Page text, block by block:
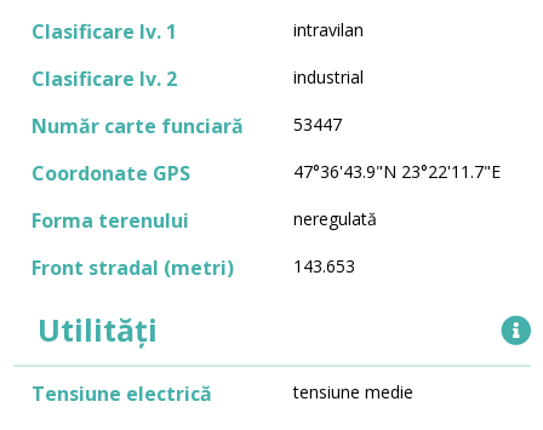
Clasificare lv. 1 intravilan
Clasificare lv. 2 industrial
Număr carte funciară 53447
Coordonate GPS 47°36'43.9"N 23°22'11.7"E
Forma terenului neregulată
Front stradal (metri) 143.653
Utilități
Tensiune electrică tensiune medie